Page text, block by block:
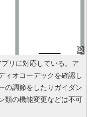
リに対応している。ア
ィオコーデックを確認し
の調節をしたりガイダン
類の機能変更などは不可